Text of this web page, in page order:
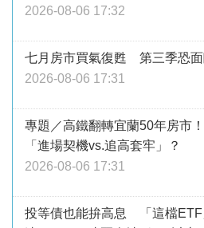
2026-08-06 17:32
七月房市買氣復甦 第三季恐面
2026-08-06 17:31
專題／高鐵翻轉宜蘭50年房市
「進場契機vs.追高套牢」？
2026-08-06 17:31
投等債也能拚高息 「這檔ETF